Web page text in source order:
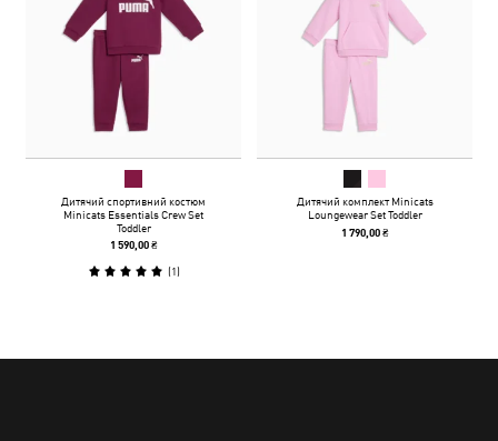
Дитячий спортивний костюм
Minicats Essentials Crew Set
Toddler
1 590,00 ₴
(1)
Дитячий комплект Minicats
Loungewear Set Toddler
1 790,00 ₴